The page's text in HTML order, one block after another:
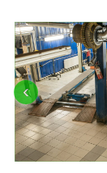
OFF-
‹